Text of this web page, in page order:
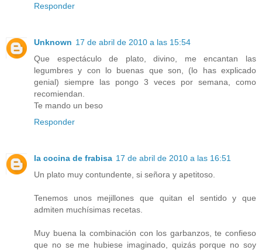
Responder
Unknown 17 de abril de 2010 a las 15:54
Que espectáculo de plato, divino, me encantan las
legumbres y con lo buenas que son, (lo has explicado
genial) siempre las pongo 3 veces por semana, como
recomiendan.
Te mando un beso
Responder
la cocina de frabisa 17 de abril de 2010 a las 16:51
Un plato muy contundente, si señora y apetitoso.
Tenemos unos mejillones que quitan el sentido y que
admiten muchísimas recetas.
Muy buena la combinación con los garbanzos, te confieso
que no se me hubiese imaginado, quizás porque no soy